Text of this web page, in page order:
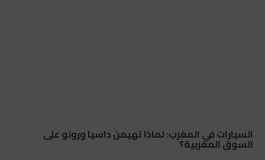
السيارات في المغرب: لماذا تهيمن داسيا ورونو على
السوق المغربية؟